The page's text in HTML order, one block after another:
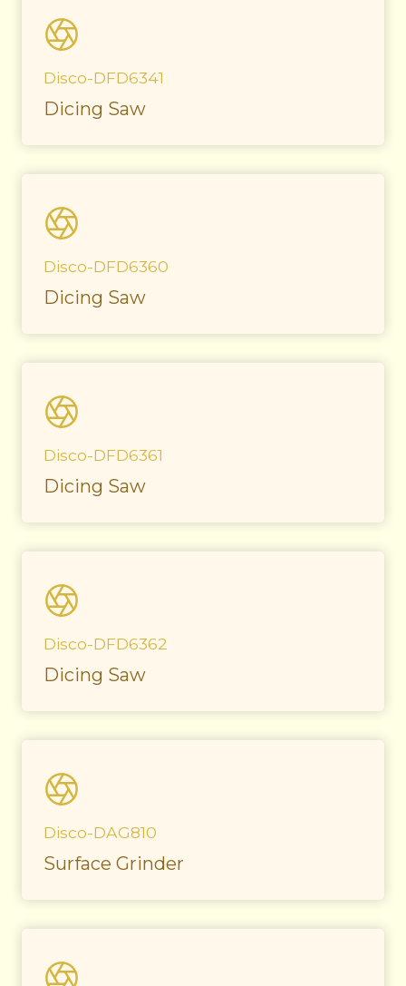
Disco-DFD6341
Dicing Saw
Disco-DFD6360
Dicing Saw
Disco-DFD6361
Dicing Saw
Disco-DFD6362
Dicing Saw
Disco-DAG810
Surface Grinder